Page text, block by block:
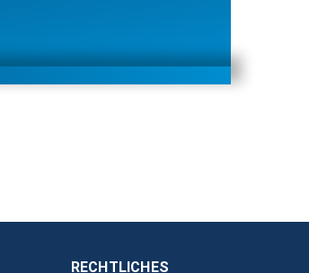
RECHTLICHES